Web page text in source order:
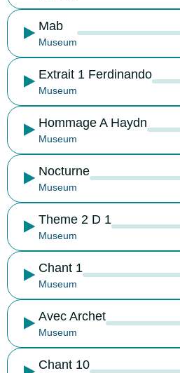
Mab
Museum
Extrait 1 Ferdinando
Museum
Hommage A Haydn
Museum
Nocturne
Museum
Theme 2 D 1
Museum
Chant 1
Museum
Avec Archet
Museum
Chant 10